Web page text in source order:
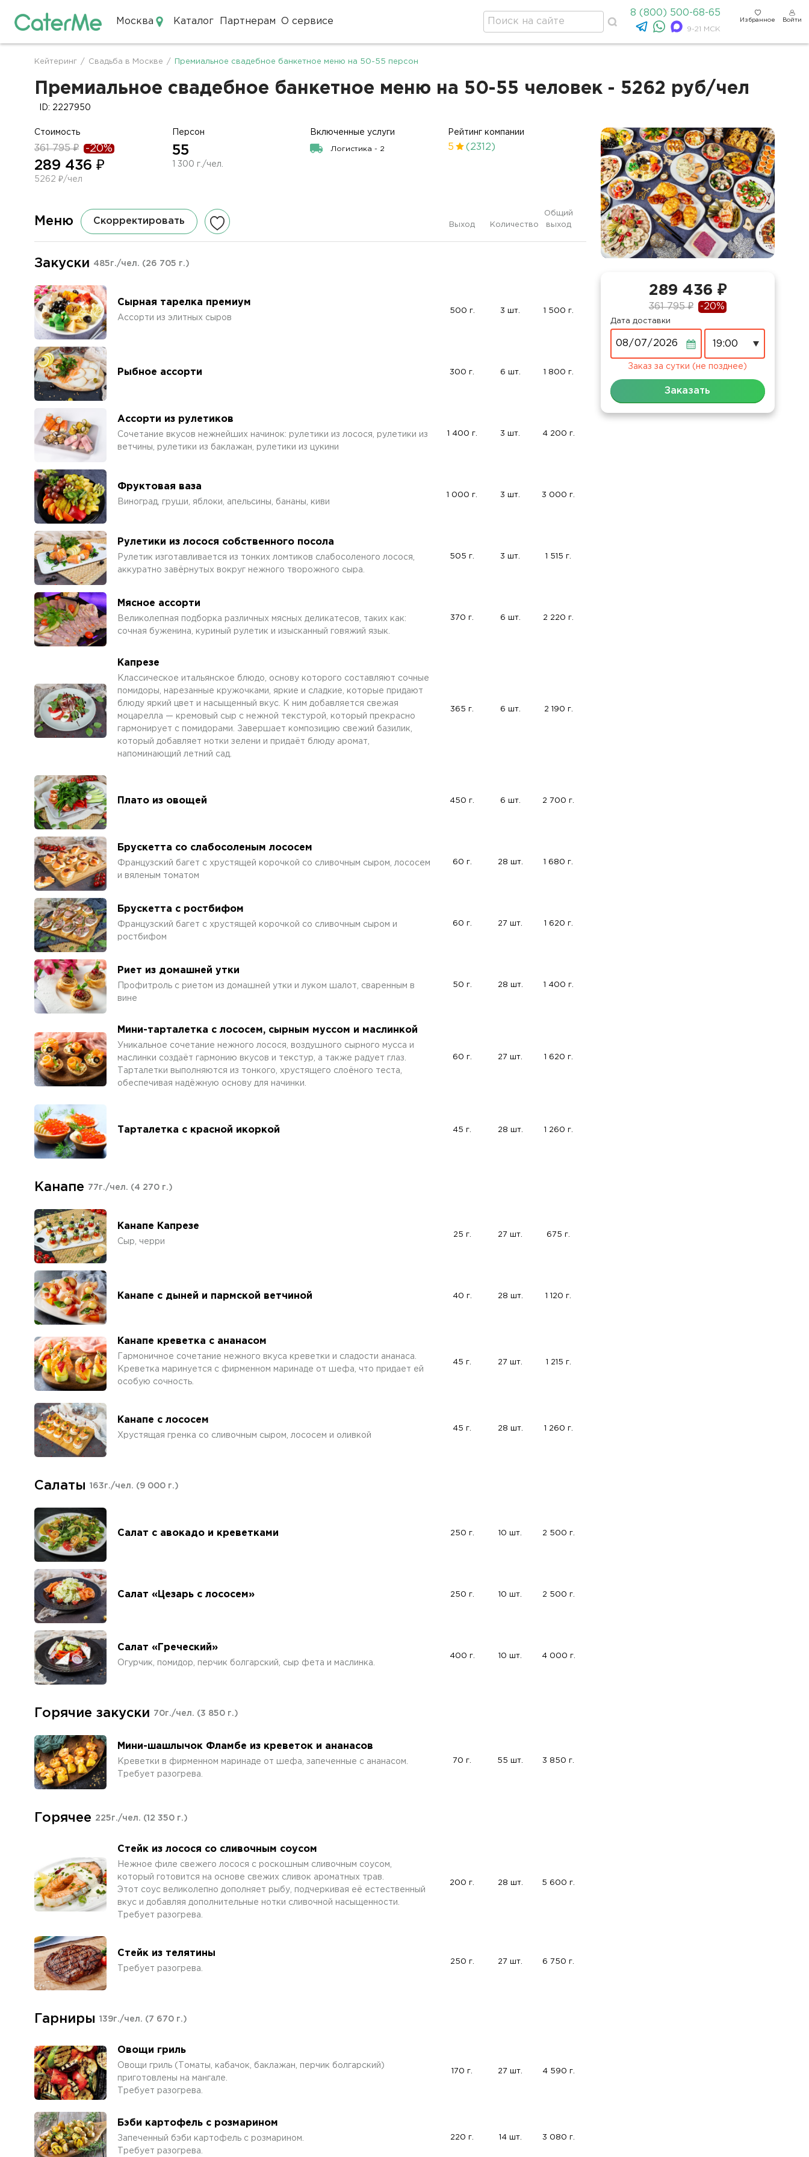
Москва Каталог Партнерам О сервисе
8 (800) 500-68-65
9-21 МСК
Избранное Войти
Строка
навигации
Кейтеринг / Свадьба в Москве / Премиальное свадебное банкетное меню на 50-55 персон
Премиальное свадебное банкетное меню на 50-55 человек - 5262 руб/чел
ID: 2227950
Стоимость
361 795 ₽ -20%
289 436 ₽
5262 ₽/чел
Персон
55
1 300 г./чел.
Включенные услуги
Логистика - 2
Рейтинг компании
5 (2312)
Меню Скорректировать Выход Количество
Общий
выход
Закуски 485г./чел. (26 705 г.)
Сырная тарелка премиум
Ассорти из элитных сыров
500 г. 3 шт. 1 500 г.
Рыбное ассорти 300 г. 6 шт. 1 800 г.
Ассорти из рулетиков
Сочетание вкусов нежнейших начинок: рулетики из лосося, рулетики из
ветчины, рулетики из баклажан, рулетики из цукини
1 400 г. 3 шт. 4 200 г.
Фруктовая ваза
Виноград, груши, яблоки, апельсины, бананы, киви
1 000 г. 3 шт. 3 000 г.
Рулетики из лосося собственного посола
Рулетик изготавливается из тонких ломтиков слабосоленого лосося,
аккуратно завёрнутых вокруг нежного творожного сыра.
505 г. 3 шт. 1 515 г.
Мясное ассорти
Великолепная подборка различных мясных деликатесов, таких как:
сочная буженина, куриный рулетик и изысканный говяжий язык.
370 г. 6 шт. 2 220 г.
Капрезе
Классическое итальянское блюдо, основу которого составляют сочные
помидоры, нарезанные кружочками, яркие и сладкие, которые придают
блюду яркий цвет и насыщенный вкус. К ним добавляется свежая
моцарелла — кремовый сыр с нежной текстурой, который прекрасно
гармонирует с помидорами. Завершает композицию свежий базилик,
который добавляет нотки зелени и придаёт блюду аромат,
напоминающий летний сад.
365 г. 6 шт. 2 190 г.
Плато из овощей 450 г. 6 шт. 2 700 г.
Брускетта со слабосоленым лососем
Французский багет с хрустящей корочкой со сливочным сыром, лососем
и вяленым томатом
60 г. 28 шт. 1 680 г.
Брускетта с ростбифом
Французский багет с хрустящей корочкой со сливочным сыром и
ростбифом
60 г. 27 шт. 1 620 г.
Риет из домашней утки
Профитроль с риетом из домашней утки и луком шалот, сваренным в
вине
50 г. 28 шт. 1 400 г.
Мини-тарталетка с лососем, сырным муссом и маслинкой
Уникальное сочетание нежного лосося, воздушного сырного мусса и
маслинки создаёт гармонию вкусов и текстур, а также радует глаз.
Тарталетки выполняются из тонкого, хрустящего слоёного теста,
обеспечивая надёжную основу для начинки.
60 г. 27 шт. 1 620 г.
Тарталетка с красной икоркой 45 г. 28 шт. 1 260 г.
Канапе 77г./чел. (4 270 г.)
Канапе Капрезе
Сыр, черри
25 г. 27 шт. 675 г.
Канапе с дыней и пармской ветчиной 40 г. 28 шт. 1 120 г.
Канапе креветка с ананасом
Гармоничное сочетание нежного вкуса креветки и сладости ананаса.
Креветка маринуется с фирменном маринаде от шефа, что придает ей
особую сочность.
45 г. 27 шт. 1 215 г.
Канапе с лососем
Хрустящая гренка со сливочным сыром, лососем и оливкой
45 г. 28 шт. 1 260 г.
Салаты 163г./чел. (9 000 г.)
Салат с авокадо и креветками 250 г. 10 шт. 2 500 г.
Салат «Цезарь с лососем» 250 г. 10 шт. 2 500 г.
Салат «Греческий»
Огурчик, помидор, перчик болгарский, сыр фета и маслинка.
400 г. 10 шт. 4 000 г.
Горячие закуски 70г./чел. (3 850 г.)
Мини-шашлычок Фламбе из креветок и ананасов
Креветки в фирменном маринаде от шефа, запеченные с ананасом.
Требует разогрева.
70 г. 55 шт. 3 850 г.
Горячее 225г./чел. (12 350 г.)
Стейк из лосося со сливочным соусом
Нежное филе свежего лосося с роскошным сливочным соусом,
который готовится на основе свежих сливок ароматных трав.
Этот соус великолепно дополняет рыбу, подчеркивая её естественный
вкус и добавляя дополнительные нотки сливочной насыщенности.
Требует разогрева.
200 г. 28 шт. 5 600 г.
Стейк из телятины
Требует разогрева.
250 г. 27 шт. 6 750 г.
Гарниры 139г./чел. (7 670 г.)
Овощи гриль
Овощи гриль (Томаты, кабачок, баклажан, перчик болгарский)
приготовлены на мангале.
Требует разогрева.
170 г. 27 шт. 4 590 г.
Бэби картофель с розмарином
Запеченный бэби картофель с розмарином.
Требует разогрева.
220 г. 14 шт. 3 080 г.
289 436 ₽
361 795 ₽ -20%
Дата доставки
Заказ за сутки (не позднее)
Заказать